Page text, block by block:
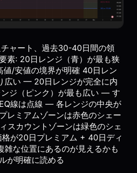
ャート、過去30-40日間の領
素: 20日レンジ（青）が最も狭
/安値の境界が明確 40日レン
広い — 20日レンジが完全に内
ジ（ピンク）が最も広い — す
線は点線 — 各レンジの中央が
レミアムゾーンは赤色のシェー
スカウントゾーンは緑色のシェ
が20日プレミアム + 40日ディ
雑な位置にあるのが見えるかも
が明確に読める